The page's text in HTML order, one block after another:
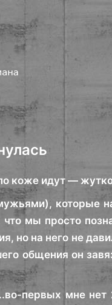
коже идут —
которые
мы просто
но на него не
общения он
первых мне